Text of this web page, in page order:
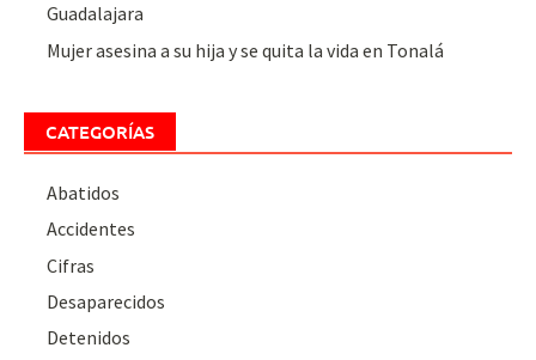
Guadalajara
Mujer asesina a su hija y se quita la vida en Tonalá
CATEGORÍAS
Abatidos
Accidentes
Cifras
Desaparecidos
Detenidos